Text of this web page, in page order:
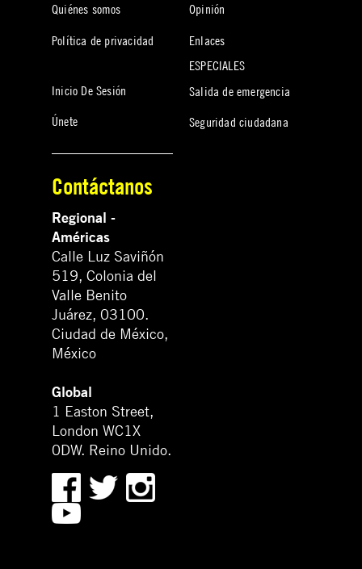
Quiénes somos
Política de privacidad
Inicio De Sesión
Únete
Opinión
Enlaces
ESPECIALES
Salida de emergencia
Seguridad ciudadana
Contáctanos
Regional -
Américas
Calle Luz Saviñón
519, Colonia del
Valle Benito
Juárez, 03100.
Ciudad de México,
México
Global
1 Easton Street,
London WC1X
0DW. Reino Unido.